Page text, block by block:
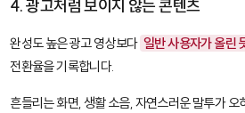
4. 광고처럼 보이지 않는 콘텐츠
완성도 높은 광고 영상보다 일반 사용자가 올린
전환율을 기록합니다.
흔들리는 화면, 생활 소음, 자연스러운 말투가 오